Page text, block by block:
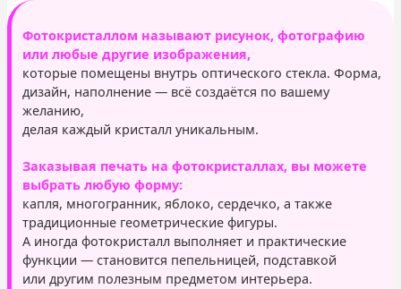
Фотокристаллом называют рисунок, фотографию
или любые другие изображения,
которые помещены внутрь оптического стекла. Форма,
дизайн, наполнение — всё создаётся по вашему
желанию,
делая каждый кристалл уникальным.
Заказывая печать на фотокристаллах, вы можете
выбрать любую форму:
капля, многогранник, яблоко, сердечко, а также
традиционные геометрические фигуры.
А иногда фотокристалл выполняет и практические
функции — становится пепельницей, подставкой
или другим полезным предметом интерьера.